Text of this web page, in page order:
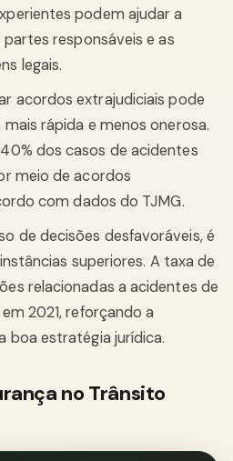
podem ajudar a
responsáveis e as
legais.
acordos extrajudiciais pode
rápida e menos onerosa.
dos casos de acidentes
meio de acordos
com dados do TJMG.
de decisões desfavoráveis, é
superiores. A taxa de
relacionadas a acidentes de
2021, reforçando a
boa estratégia jurídica.
no Trânsito